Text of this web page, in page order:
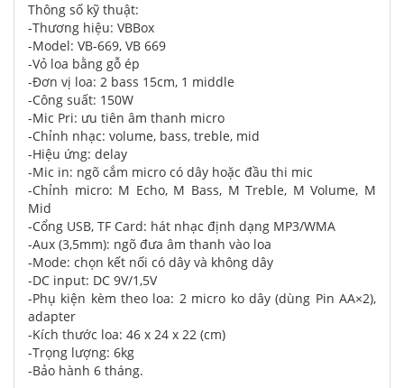
Thông số kỹ thuật:
-Thương hiệu: VBBox
-Model: VB-669, VB 669
-Vỏ loa bằng gỗ ép
-Đơn vị loa: 2 bass 15cm, 1 middle
-Công suất: 150W
-Mic Pri: ưu tiên âm thanh micro
-Chỉnh nhạc: volume, bass, treble, mid
-Hiệu ứng: delay
-Mic in: ngõ cắm micro có dây hoặc đầu thi mic
-Chỉnh micro: M Echo, M Bass, M Treble, M Volume, M
Mid
-Cổng USB, TF Card: hát nhạc định dạng MP3/WMA
-Aux (3,5mm): ngõ đưa âm thanh vào loa
-Mode: chọn kết nối có dây và không dây
-DC input: DC 9V/1,5V
-Phụ kiện kèm theo loa: 2 micro ko dây (dùng Pin AA×2),
adapter
-Kích thước loa: 46 x 24 x 22 (cm)
-Trọng lượng: 6kg
-Bảo hành 6 tháng.